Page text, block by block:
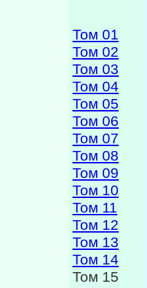
Том 01
Том 02
Том 03
Том 04
Том 05
Том 06
Том 07
Том 08
Том 09
Том 10
Том 11
Том 12
Том 13
Том 14
Том 15